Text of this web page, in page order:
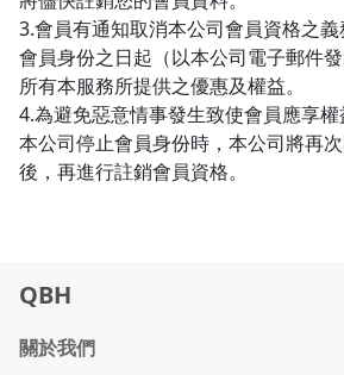
3.會員有通知取消本公司會員資格之
會員身份之日起（以本公司電子郵件
所有本服務所提供之優惠及權益。
4.為避免惡意情事發生致使會員應享
本公司停止會員身份時，本公司將再
後，再進行註銷會員資格。
QBH
關於我們